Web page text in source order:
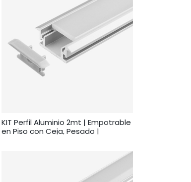
KIT Perfil Aluminio 2mt | Empotrable
en Piso con Ceja, Pesado |